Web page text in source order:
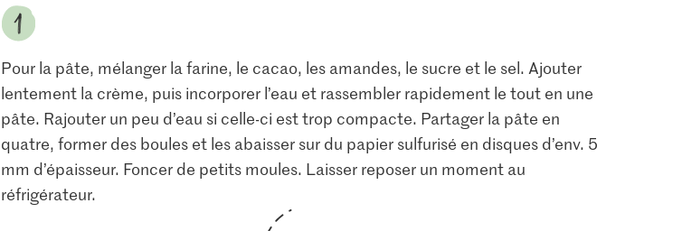
Pour la pâte, mélanger la farine, le cacao, les amandes, le sucre et le sel. Ajouter
lentement la crème, puis incorporer l’eau et rassembler rapidement le tout en une
pâte. Rajouter un peu d’eau si celle-ci est trop compacte. Partager la pâte en
quatre, former des boules et les abaisser sur du papier sulfurisé en disques d’env. 5
mm d’épaisseur. Foncer de petits moules. Laisser reposer un moment au
réfrigérateur.